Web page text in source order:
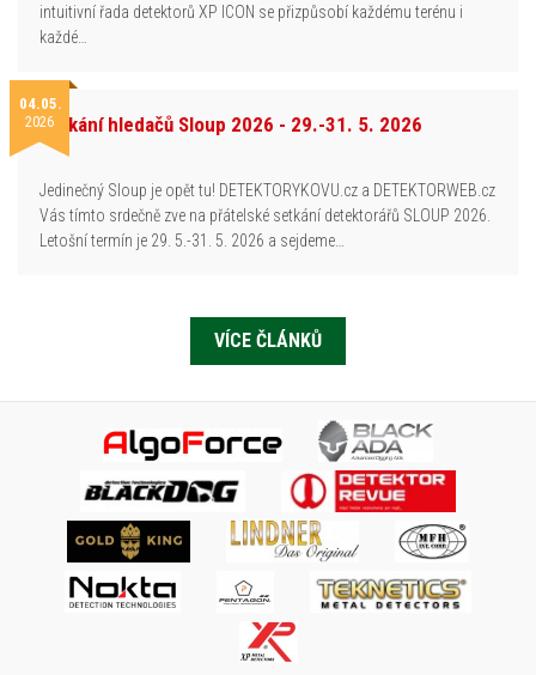
intuitivní řada detektorů XP ICON se přizpůsobí každému terénu i
každé…
04.05.
2026Setkání hledačů Sloup 2026 - 29.-31. 5. 2026
Jedinečný Sloup je opět tu! DETEKTORYKOVU.cz a DETEKTORWEB.cz
Vás tímto srdečně zve na přátelské setkání detektorářů SLOUP 2026.
Letošní termín je 29. 5.-31. 5. 2026 a sejdeme…
VÍCE ČLÁNKŮ